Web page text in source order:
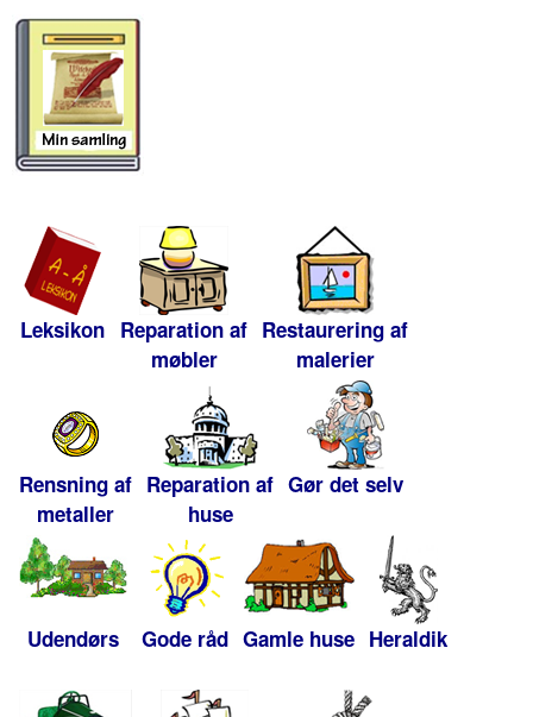
Leksikon Reparation af
møbler
Restaurering af
malerier
Rensning af
metaller
Reparation af
huse
Gør det selv
Udendørs Gode råd Gamle huse Heraldik